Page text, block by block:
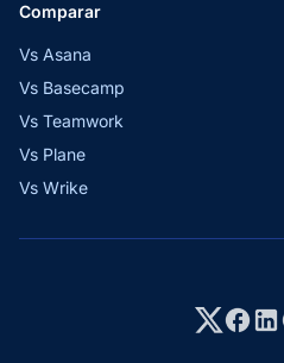
Comparar
Vs Asana
Vs Basecamp
Vs Teamwork
Vs Plane
Vs Wrike